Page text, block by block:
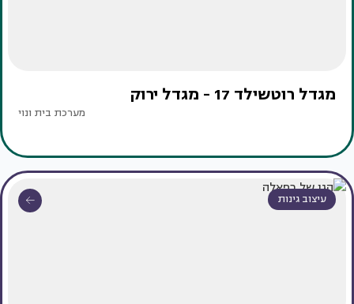
מגדל רוטשילד 17 - מגדל ירוק
מערכת בית ונוי
עיצוב גינות